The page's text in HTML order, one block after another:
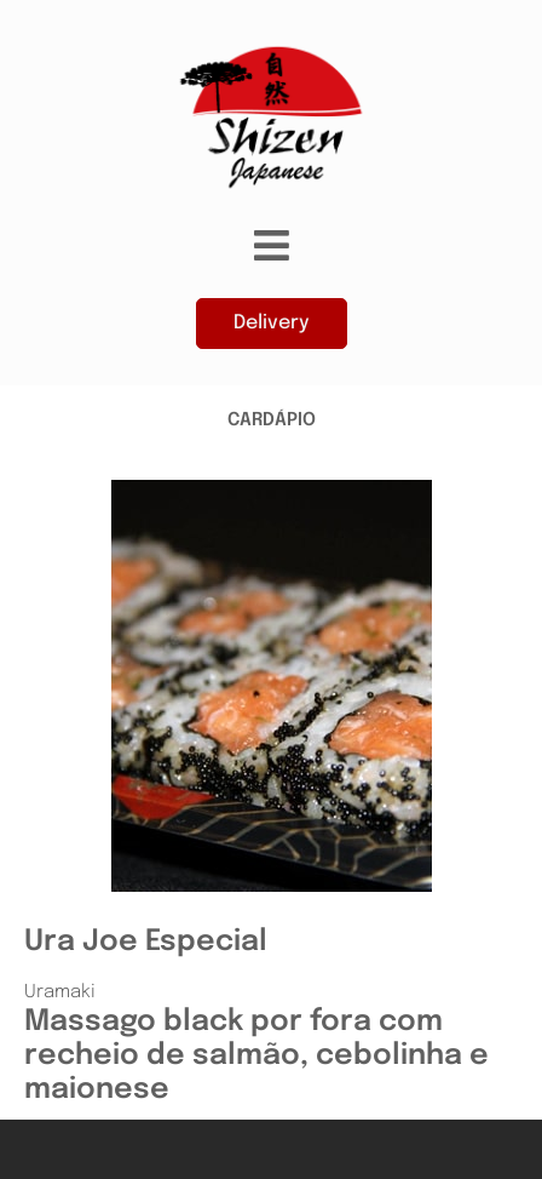
Delivery
CARDÁPIO
Ura Joe Especial
Uramaki
Massago black por fora com
recheio de salmão, cebolinha e
maionese